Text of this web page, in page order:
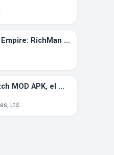
Business Empire: RichMan MOD APK (Dinero Ilimitado)
Royal Match MOD APK, el mito de las monedas ilimitadas
Ltd.